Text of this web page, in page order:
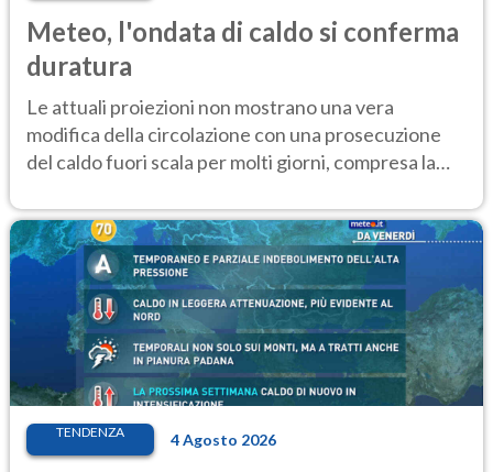
Meteo, l'ondata di caldo si conferma
duratura
Le attuali proiezioni non mostrano una vera
modifica della circolazione con una prosecuzione
del caldo fuori scala per molti giorni, compresa la
TENDENZA 4 Agosto 2026